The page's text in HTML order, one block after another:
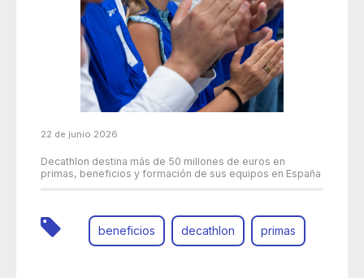
22 de junio 2026
Decathlon destina más de 50 millones de euros en
primas, beneficios y formación de sus equipos en España
beneficios decathlon primas